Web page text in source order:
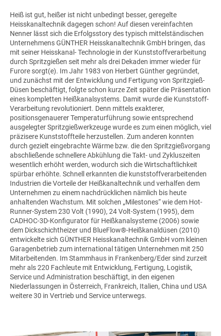
Heiß ist gut, heißer ist nicht unbedingt besser, geregelte
Heisskanaltechnik dagegen schon! Auf diesen vereinfachten
Nenner lässt sich die Erfolgsstory des typisch mittelständischen
Unternehmens GÜNTHER Heisskanaltechnik GmbH bringen, das
mit seiner Heisskanal- Technologie in der Kunststoffverarbeitung
durch Spritzgießen seit mehr als drei Dekaden immer wieder für
Furore sorgt(e). Im Jahr 1983 von Herbert Günther gegründet,
und zunächst mit der Entwicklung und Fertigung von Spritzgieß-
Düsen beschäftigt, folgte schon kurze Zeit später die Präsentation
eines kompletten Heißkanalsystems. Damit wurde die Kunststoff-
Verarbeitung revolutioniert. Denn mittels exakterer,
positionsgenauerer Temperaturführung sowie entsprechend
ausgelegter Spritzgießwerkzeuge wurde es zum einen möglich, viel
präzisere Kunststoffteile herzustellen. Zum anderen konnten
durch gezielt eingebrachte Wärme bzw. die den Spritzgießvorgang
abschließende schnellere Abkühlung die Takt- und Zykluszeiten
wesentlich erhöht werden, wodurch sich die Wirtschaftlichkeit
spürbar erhöhte. Schnell erkannten die kunststoffverarbeitenden
Industrien die Vorteile der Heißkanaltechnik und verhalfen dem
Unternehmen zu einem nachdrücklichen nämlich bis heute
anhaltenden Wachstum. Mit solchen „Milestones“ wie dem Hot-
Runner-System 230 Volt (1990), 24 Volt-System (1995), dem
CADHOC-3D-Konfigurator für Heißkanalsysteme (2006) sowie
dem Dickschichtheizer und BlueFlow®-Heißkanaldüsen (2010)
entwickelte sich GÜNTHER Heisskanaltechnik GmbH vom kleinen
Garagenbetrieb zum international tätigen Unternehmen mit 250
Mitarbeitenden. Im Stammhaus in Frankenberg/Eder sind zurzeit
mehr als 220 Fachleute mit Entwicklung, Fertigung, Logistik,
Service und Administration beschäftigt, in den eigenen
Niederlassungen in Österreich, Frankreich, Italien, China und USA
weitere 30 in Vertrieb und Service unterwegs.